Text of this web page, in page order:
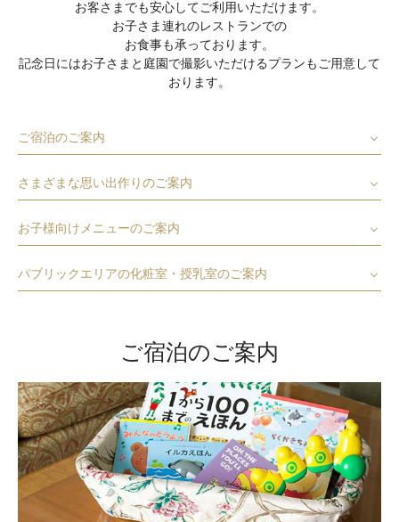
お客さまでも安心してご利用いただけます。
お子さま連れのレストランでの
お食事も承っております。
記念日にはお子さまと庭園で撮影いただけるプランもご用意して
おります。
ご宿泊のご案内
さまざまな思い出作りのご案内
お子様向けメニューのご案内
パブリックエリアの化粧室・授乳室のご案内
ご宿泊のご案内